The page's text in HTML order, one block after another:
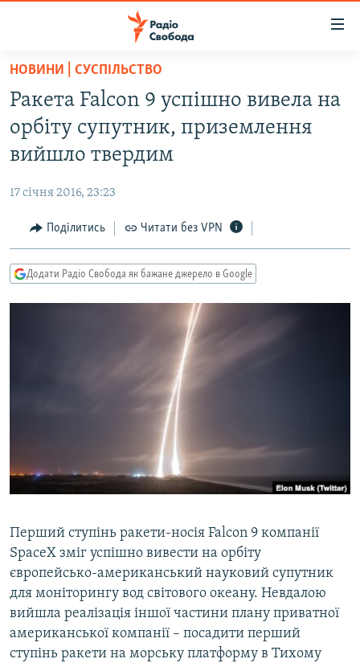
Перейти
основного
матеріалу
Перейти
до
основної
Перейти
до
пошуку
РАДІО СВОБОДА – 70 РОКІВ
ВСЕ ЗА ДОБУ
СТАТТІ
ЕКОНОМІКА
СУСПІЛЬСТВО
РОСІЙСЬКА «ФІЛЬТРАЦІЯ»
ДОНБАС.РЕАЛІЇ
ТИ ЯК?
РУС
УКР
КТАТ
НОВИНИ | СУСПІЛЬСТВО
Ракета Falcon 9 успішно вивела на
орбіту супутник, приземлення
вийшло твердим
17 січня 2016, 23:23
Поділитись Читати без VPN
Додати Радіо Свобода як бажане джерело в Google
Перший ступінь ракети-носія Falcon 9 компанії
SpaceX зміг успішно вивести на орбіту
європейсько-американський науковий супутник
для моніторингу вод світового океану. Невдалою
вийшла реалізація іншої частини плану приватної
американської компанії – посадити перший
ступінь ракети на морську платформу в Тихому